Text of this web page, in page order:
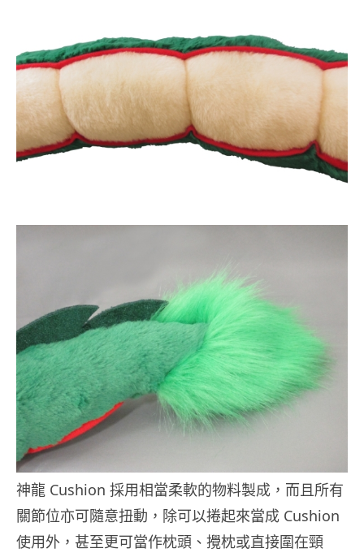
神龍 Cushion 採用相當柔軟的物料製成，而且所有
關節位亦可隨意扭動，除可以捲起來當成 Cushion
使用外，甚至更可當作枕頭、攪枕或直接圍在頸